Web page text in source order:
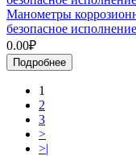
Манометры
безопасное исполнение
0.00₽
Подробнее
1
2
3
>
>|